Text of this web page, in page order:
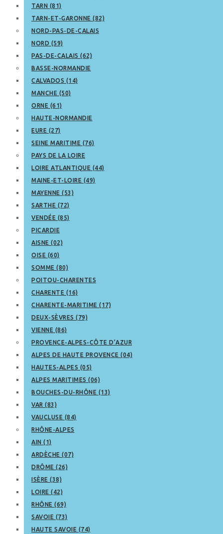
TARN (81)
TARN-ET-GARONNE (82)
NORD-PAS-DE-CALAIS
NORD (59)
PAS-DE-CALAIS (62)
BASSE-NORMANDIE
CALVADOS (14)
MANCHE (50)
ORNE (61)
HAUTE-NORMANDIE
EURE (27)
SEINE MARITIME (76)
PAYS DE LA LOIRE
LOIRE ATLANTIQUE (44)
MAINE-ET-LOIRE (49)
MAYENNE (53)
SARTHE (72)
VENDÉE (85)
PICARDIE
AISNE (02)
OISE (60)
SOMME (80)
POITOU-CHARENTES
CHARENTE (16)
CHARENTE-MARITIME (17)
DEUX-SÈVRES (79)
VIENNE (86)
PROVENCE-ALPES-CÔTE D’AZUR
ALPES DE HAUTE PROVENCE (04)
HAUTES-ALPES (05)
ALPES MARITIMES (06)
BOUCHES-DU-RHÔNE (13)
VAR (83)
VAUCLUSE (84)
RHÔNE-ALPES
AIN (1)
ARDÈCHE (07)
DRÔME (26)
ISÈRE (38)
LOIRE (42)
RHÔNE (69)
SAVOIE (73)
HAUTE SAVOIE (74)